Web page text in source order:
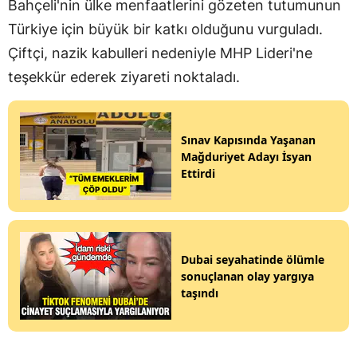
Bahçeli'nin ülke menfaatlerini gözeten tutumunun
Türkiye için büyük bir katkı olduğunu vurguladı.
Çiftçi, nazik kabulleri nedeniyle MHP Lideri'ne
teşekkür ederek ziyareti noktaladı.
Sınav Kapısında Yaşanan
Mağduriyet Adayı İsyan
Ettirdi
Dubai seyahatinde ölümle
sonuçlanan olay yargıya
taşındı